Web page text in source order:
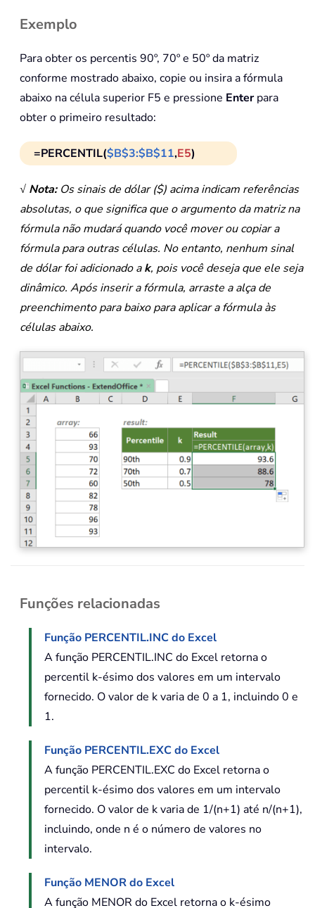
Exemplo
Para obter os percentis 90º, 70º e 50º da matriz
conforme mostrado abaixo, copie ou insira a fórmula
abaixo na célula superior F5 e pressione Enterpara
obter o primeiro resultado:
=PERCENTIL($B$3:$B$11,E5)
√ Nota:Os sinais de dólar ($) acima indicam referências
absolutas, o que significa que o argumento da matriz na
fórmula não mudará quando você mover ou copiar a
fórmula para outras células. No entanto, nenhum sinal
de dólar foi adicionado ak, pois você deseja que ele seja
dinâmico. Após inserir a fórmula, arraste a alça de
preenchimento para baixo para aplicar a fórmula às
células abaixo.
Funções relacionadas
Função PERCENTIL.INC do Excel
A função PERCENTIL.INC do Excel retorna o
percentil k-ésimo dos valores em um intervalo
fornecido. O valor de k varia de 0 a 1, incluindo 0 e
1.
Função PERCENTIL.EXC do Excel
A função PERCENTIL.EXC do Excel retorna o
percentil k-ésimo dos valores em um intervalo
fornecido. O valor de k varia de 1/(n+1) até n/(n+1),
incluindo, onde n é o número de valores no
intervalo.
Função MENOR do Excel
A função MENOR do Excel retorna o k-ésimo